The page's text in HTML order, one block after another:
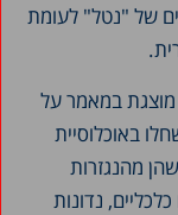
של "נטל" לעומת
מוצגת במאמר על
באוכלוסיית
מהנגזרות
נדונות